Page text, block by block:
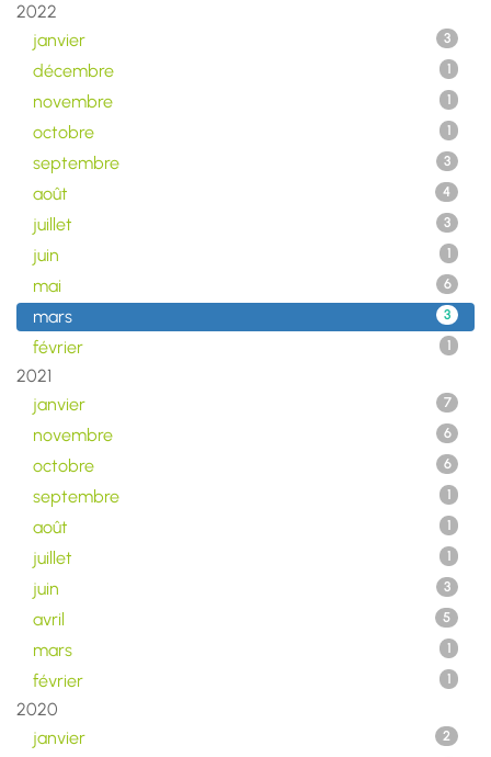
2022
janvier
3
décembre 1
novembre 1
octobre 1
septembre 3
août 4
juillet 3
juin 1
mai 6
mars 3
février 1
2021
janvier
7
novembre 6
octobre 6
septembre 1
août 1
juillet 1
juin 3
avril 5
mars 1
février 1
2020
janvier
2